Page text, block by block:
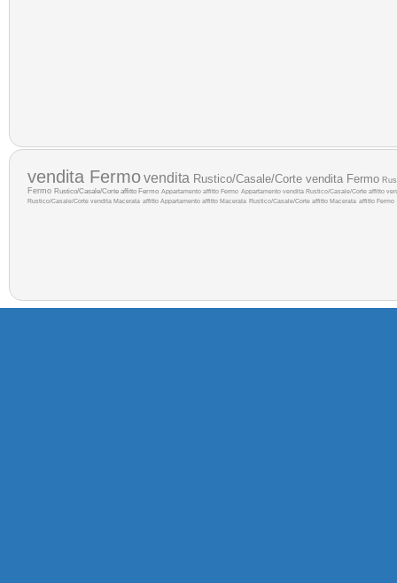
vendita Fermovendita Rustico/Casale/Corte vendita Fermo
Fermo Rustico/Casale/Corte affitto Fermo Appartamento affitto Fermo Appartamento vendita Rustico/Casale/Corte affitto
Rustico/Casale/Corte vendita Macerata affitto Appartamento affitto Macerata Rustico/Casale/Corte affitto Macerata affitto Fermo